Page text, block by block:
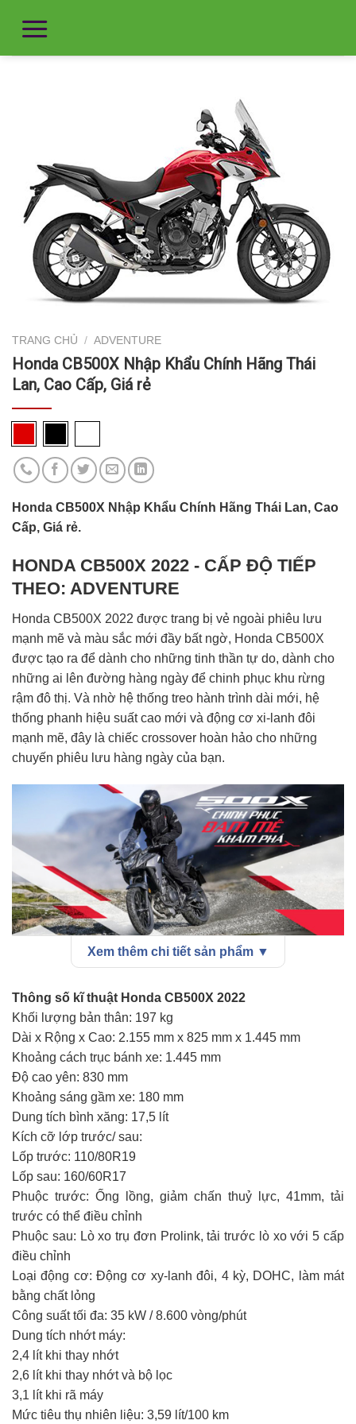
TRANG CHỦ / ADVENTURE
Honda CB500X Nhập Khẩu Chính Hãng Thái
Lan, Cao Cấp, Giá rẻ
Honda CB500X Nhập Khẩu Chính Hãng Thái Lan, Cao
Cấp, Giá rẻ.
HONDA CB500X 2022 - CẤP ĐỘ TIẾP
THEO: ADVENTURE
Honda CB500X 2022 được trang bị vẻ ngoài phiêu lưu
mạnh mẽ và màu sắc mới đầy bất ngờ, Honda CB500X
được tạo ra để dành cho những tinh thần tự do, dành cho
những ai lên đường hàng ngày để chinh phục khu rừng
rậm đô thị. Và nhờ hệ thống treo hành trình dài mới, hệ
thống phanh hiệu suất cao mới và động cơ xi-lanh đôi
mạnh mẽ, đây là chiếc crossover hoàn hảo cho những
chuyến phiêu lưu hàng ngày của bạn.
CẢM NHẬN TỰ DO BẤT CỨ LÚC NÀO
Đây là ý nghĩa thực sự của tự do: khi bạn giải phóng bản
thân khỏi cuộc sống hàng ngày, hãy lên yên chiếc
CB500X 2022của bạn và bắt đầu cuộc săn tìm những
cuộc phiêu lưu mới. Và bạn chỉ cần có bằng A2 để làm
điều đó! Bất cứ nơi nào bạn đi, trong thành phố của bạn
hay ở bên kia thế giới, luôn có điều gì đó để khám phá,
điều gì đó để đạt được. Bạn đã sãn sàng đi chưa?
Hành Trình bắt đầu - CB500X đã sẵn sàng để đi.
Và bạn?
Xem thêm chi tiết sản phẩm ▼
Thông số kĩ thuật Honda CB500X 2022
Khối lượng bản thân: 197 kg
Dài x Rộng x Cao: 2.155 mm x 825 mm x 1.445 mm
Khoảng cách trục bánh xe: 1.445 mm
Độ cao yên: 830 mm
Khoảng sáng gầm xe: 180 mm
Dung tích bình xăng: 17,5 lít
Kích cỡ lớp trước/ sau:
Lốp trước: 110/80R19
Lốp sau: 160/60R17
Phuộc trước: Ống lồng, giảm chấn thuỷ lực, 41mm, tải
trước có thể điều chỉnh
Phuộc sau: Lò xo trụ đơn Prolink, tải trước lò xo với 5 cấp
điều chỉnh
Loại động cơ:Động cơ xy-lanh đôi, 4 kỳ, DOHC, làm mát
bằng chất lỏng
Công suất tối đa: 35 kW / 8.600 vòng/phút
Dung tích nhớt máy:
2,4 lít khi thay nhớt
2,6 lít khi thay nhớt và bộ lọc
3,1 lít khi rã máy
Mức tiêu thụ nhiên liệu: 3,59 lít/100 km